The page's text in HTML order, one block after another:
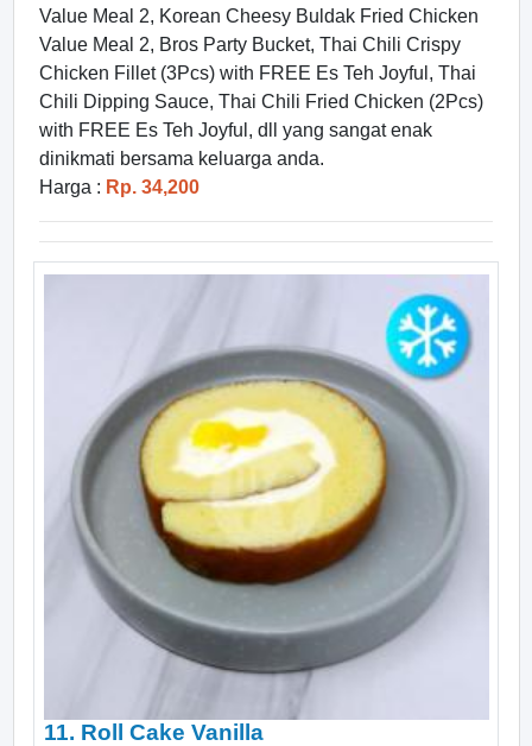
Value Meal 2, Korean Cheesy Buldak Fried Chicken
Value Meal 2, Bros Party Bucket, Thai Chili Crispy
Chicken Fillet (3Pcs) with FREE Es Teh Joyful, Thai
Chili Dipping Sauce, Thai Chili Fried Chicken (2Pcs)
with FREE Es Teh Joyful, dll yang sangat enak
dinikmati bersama keluarga anda.
Harga : Rp. 34,200
11. Roll Cake Vanilla